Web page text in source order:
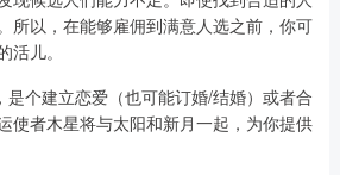
所以，在能够雇佣到满意人选之前，你可
儿。
个建立恋爱（也可能订婚/结婚）或者合
使者木星将与太阳和新月一起，为你提供